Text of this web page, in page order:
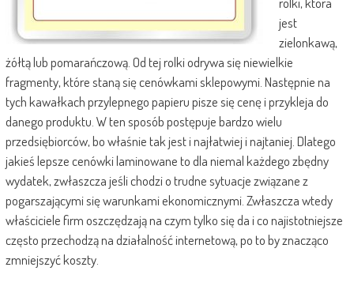
jest
zielonkawą,
żółtą lub pomarańczową. Od tej rolki odrywa się niewielkie
fragmenty, które staną się cenówkami sklepowymi. Następnie na
tych kawałkach przylepnego papieru pisze się cenę i przykleja do
danego produktu. W ten sposób postępuje bardzo wielu
przedsiębiorców, bo właśnie tak jest i najłatwiej i najtaniej. Dlatego
jakieś lepsze cenówki laminowane to dla niemal każdego zbędny
wydatek, zwłaszcza jeśli chodzi o trudne sytuacje związane z
pogarszającymi się warunkami ekonomicznymi. Zwłaszcza wtedy
właściciele firm oszczędzają na czym tylko się da i co najistotniejsze
często przechodzą na działalność internetową, po to by znacząco
zmniejszyć koszty.